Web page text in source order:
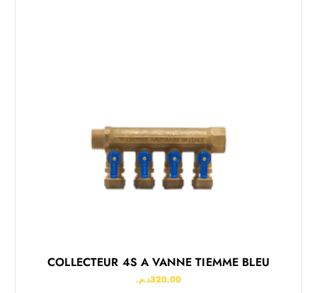
COLLECTEUR 4S A VANNE TIEMME BLEU
320.00د.م.